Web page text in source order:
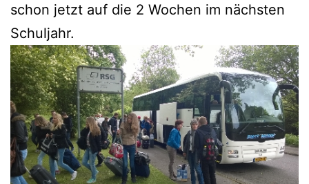
schon jetzt auf die 2 Wochen im nächs­ten
Schuljahr.